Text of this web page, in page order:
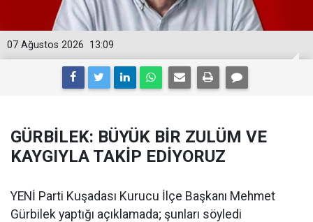
13:09
07 Ağustos 2026
GÜRBİLEK: BÜYÜK BİR ZULÜM VE
KAYGIYLA TAKİP EDİYORUZ
YENİ Parti Kuşadası Kurucu İlçe Başkanı Mehmet
Gürbilek yaptığı açıklamada; şunları söyledi